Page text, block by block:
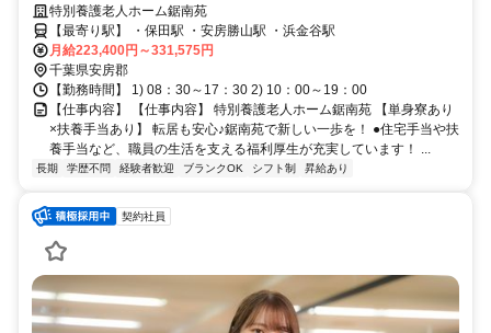
特別養護老人ホーム鋸南苑
【最寄り駅】 ・保田駅 ・安房勝山駅 ・浜金谷駅
月給223,400円～331,575円
千葉県安房郡
【勤務時間】 1) 08：30～17：30 2) 10：00～19：00
【仕事内容】 【仕事内容】 特別養護老人ホーム鋸南苑 【単身寮あり
×扶養手当あり】 転居も安心♪鋸南苑で新しい一歩を！ ●住宅手当や扶
養手当など、職員の生活を支える福利厚生が充実しています！ ...
長期 学歴不問 経験者歓迎 ブランクOK シフト制 昇給あり
契約社員